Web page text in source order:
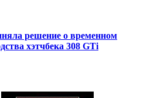
решение о временном
хэтчбека 308 GTi